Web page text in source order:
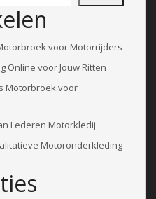
voor Motorrijders
Online voor Jouw Ritten
Motorbroek voor
Lederen Motorkledij
Motoronderkleding